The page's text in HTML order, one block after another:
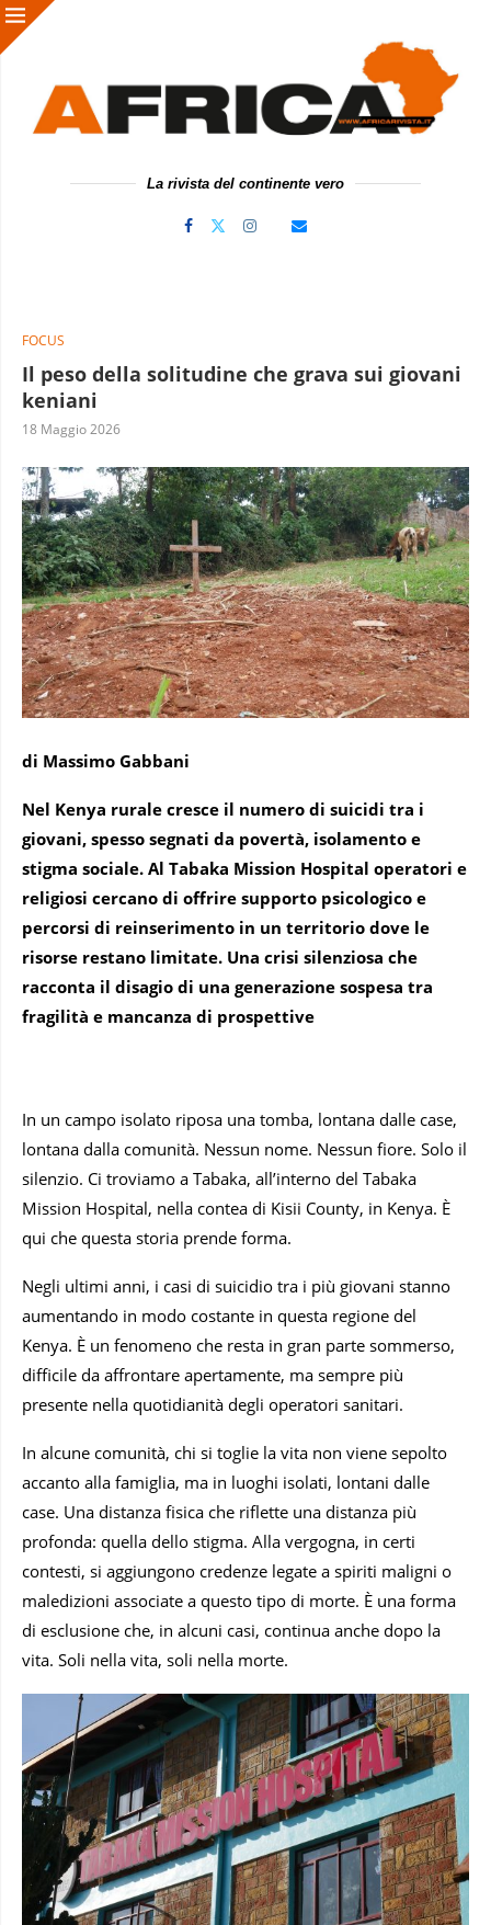
La rivista del continente vero
FOCUS
Il peso della solitudine che grava sui giovani
keniani
18 Maggio 2026
di Massimo Gabbani
Nel Kenya rurale cresce il numero di suicidi tra i
giovani, spesso segnati da povertà, isolamento e
stigma sociale. Al Tabaka Mission Hospital operatori e
religiosi cercano di offrire supporto psicologico e
percorsi di reinserimento in un territorio dove le
risorse restano limitate. Una crisi silenziosa che
racconta il disagio di una generazione sospesa tra
fragilità e mancanza di prospettive
In un campo isolato riposa una tomba, lontana dalle case,
lontana dalla comunità. Nessun nome. Nessun fiore. Solo il
silenzio. Ci troviamo a Tabaka, all’interno del Tabaka
Mission Hospital, nella contea di Kisii County, in Kenya. È
qui che questa storia prende forma.
Negli ultimi anni, i casi di suicidio tra i più giovani stanno
aumentando in modo costante in questa regione del
Kenya. È un fenomeno che resta in gran parte sommerso,
difficile da affrontare apertamente, ma sempre più
presente nella quotidianità degli operatori sanitari.
In alcune comunità, chi si toglie la vita non viene sepolto
accanto alla famiglia, ma in luoghi isolati, lontani dalle
case. Una distanza fisica che riflette una distanza più
profonda: quella dello stigma. Alla vergogna, in certi
contesti, si aggiungono credenze legate a spiriti maligni o
maledizioni associate a questo tipo di morte. È una forma
di esclusione che, in alcuni casi, continua anche dopo la
vita. Soli nella vita, soli nella morte.